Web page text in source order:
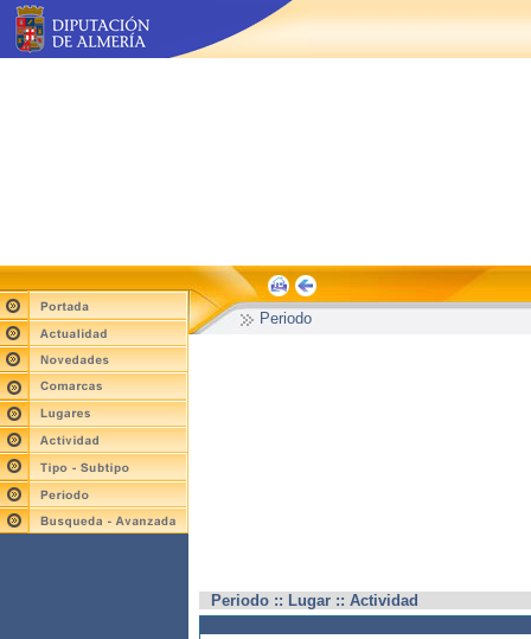
Periodo
Periodo :: Lugar :: Actividad